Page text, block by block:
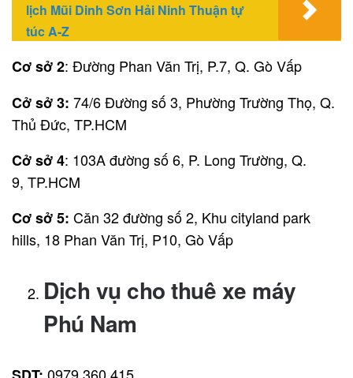
lịch Mũi Dinh Sơn Hải Ninh Thuận tự
túc A-Z
Cơ sở 2: Đường Phan Văn Trị, P.7, Q. Gò Vấp
Cở sở 3: 74/6 Đường số 3, Phường Trường Thọ, Q.
Thủ Đức, TP.HCM
Cở sở 4: 103A đường số 6, P. Long Trường, Q.
9, TP.HCM
Cơ sở 5: Căn 32 đường số 2, Khu cityland park
hills, 18 Phan Văn Trị, P10, Gò Vấp
Dịch vụ cho thuê xe máy
Phú Nam